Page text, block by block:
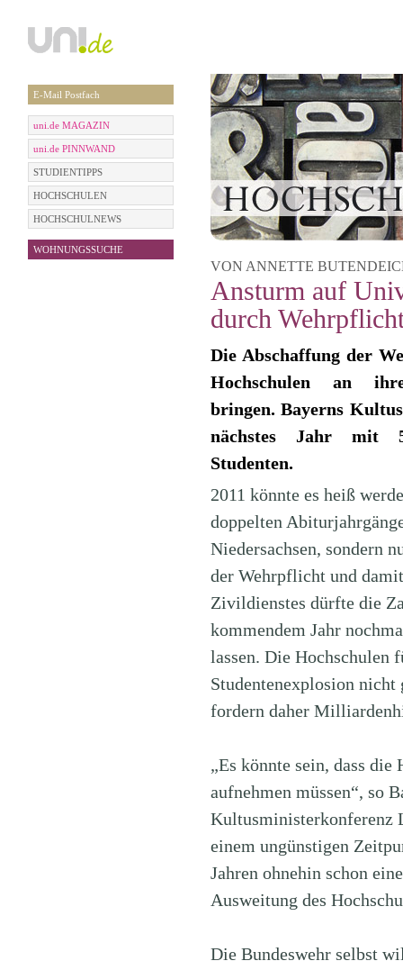
E-Mail Postfach
uni.de MAGAZIN
uni.de PINNWAND
STUDIENTIPPS
HOCHSCHULEN
HOCHSCHULNEWS
WOHNUNGSSUCHE
VON ANNETTE
Ansturm auf
durch
Die Abschaffung der
Hochschulen an ihre
bringen. Bayerns
nächstes Jahr mit
Studenten.
2011 könnte es heiß
doppelten
Niedersachsen, sondern
der Wehrpflicht und
Zivildienstes dürfte die
kommendem Jahr
lassen. Die Hochschulen
Studentenexplosion nicht
fordern daher
„Es könnte sein, dass die
aufnehmen müssen“, so
Kultusministerkonferenz
einem ungünstigen
Jahren ohnehin schon
Ausweitung des
Die Bundeswehr selbst